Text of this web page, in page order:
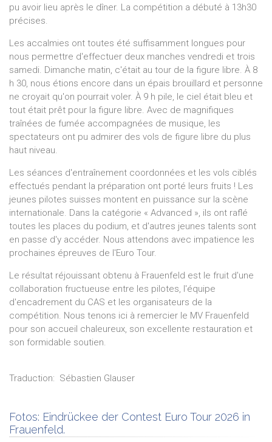
pu avoir lieu après le dîner. La compétition a débuté à 13h30
précises.
Les accalmies ont toutes été suffisamment longues pour
nous permettre d'effectuer deux manches vendredi et trois
samedi. Dimanche matin, c'était au tour de la figure libre. À 8
h 30, nous étions encore dans un épais brouillard et personne
ne croyait qu'on pourrait voler. À 9 h pile, le ciel était bleu et
tout était prêt pour la figure libre. Avec de magnifiques
traînées de fumée accompagnées de musique, les
spectateurs ont pu admirer des vols de figure libre du plus
haut niveau.
Les séances d'entraînement coordonnées et les vols ciblés
effectués pendant la préparation ont porté leurs fruits ! Les
jeunes pilotes suisses montent en puissance sur la scène
internationale. Dans la catégorie « Advanced », ils ont raflé
toutes les places du podium, et d'autres jeunes talents sont
en passe d'y accéder. Nous attendons avec impatience les
prochaines épreuves de l'Euro Tour.
Le résultat réjouissant obtenu à Frauenfeld est le fruit d'une
collaboration fructueuse entre les pilotes, l'équipe
d'encadrement du CAS et les organisateurs de la
compétition. Nous tenons ici à remercier le MV Frauenfeld
pour son accueil chaleureux, son excellente restauration et
son formidable soutien.
Traduction: Sébastien Glauser
Fotos: Eindrückee der Contest Euro Tour 2026 in
Frauenfeld.